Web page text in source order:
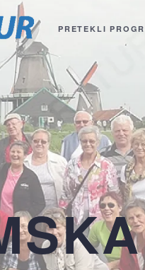
PRETEKLI